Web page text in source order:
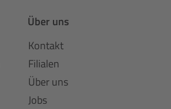
Über uns
Kontakt
Filialen
Über uns
Jobs